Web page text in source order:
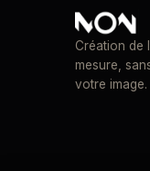
Création de
mesure,
votre image.